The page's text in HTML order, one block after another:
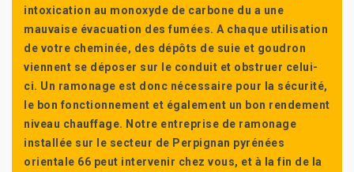
intoxication au monoxyde de carbone du a une
mauvaise évacuation des fumées. A chaque utilisation
de votre cheminée, des dépôts de suie et goudron
viennent se déposer sur le conduit et obstruer celui-
ci. Un ramonage est donc nécessaire pour la sécurité,
le bon fonctionnement et également un bon rendement
niveau chauffage. Notre entreprise de ramonage
installée sur le secteur de Perpignan pyrénées
orientale 66 peut intervenir chez vous, et à la fin de la